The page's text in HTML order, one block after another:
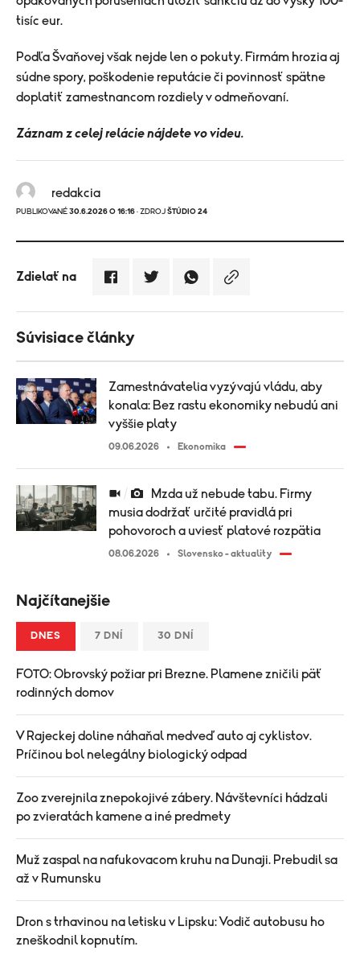
tisíc eur.
Podľa Švaňovej však nejde len o pokuty. Firmám hrozia aj
súdne spory, poškodenie reputácie či povinnosť spätne
doplatiť zamestnancom rozdiely v odmeňovaní.
Záznam z celej relácie nájdete vo videu.
redakcia
PUBLIKOVANÉ 30.6.2026 O 16:16 · ZDROJ ŠTÚDIO 24
Zdielať na
Súvisiace články
Zamestnávatelia vyzývajú vládu, aby
konala: Bez rastu ekonomiky nebudú ani
vyššie platy
09.06.2026 Ekonomika
musia dodržať určité pravidlá pri
pohovoroch a uviesť platové rozpätia
08.06.2026 Slovensko - aktuality
Najčítanejšie
DNES 7 DNÍ 30 DNÍ
FOTO: Obrovský požiar pri Brezne. Plamene zničili päť
rodinných domov
V Rajeckej doline náhaňal medveď auto aj cyklistov.
Príčinou bol nelegálny biologický odpad
Zoo zverejnila znepokojivé zábery. Návštevníci hádzali
po zvieratách kamene a iné predmety
Muž zaspal na nafukovacom kruhu na Dunaji. Prebudil sa
až v Rumunsku
Dron s trhavinou na letisku v Lipsku: Vodič autobusu ho
zneškodnil kopnutím.